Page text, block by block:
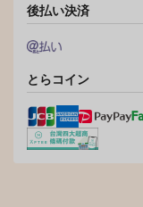
後払い決済
とらコイン